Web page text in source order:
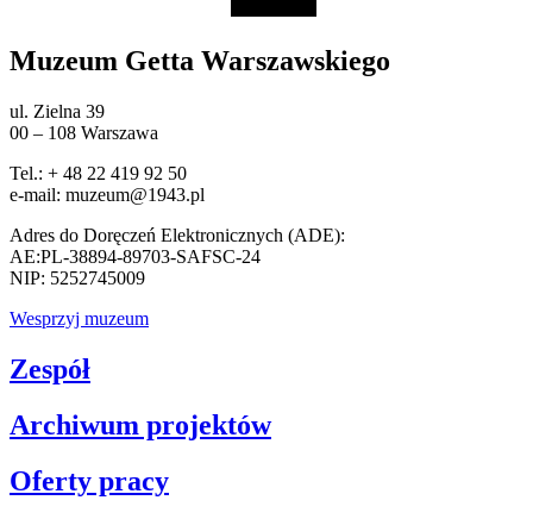
Muzeum Getta Warszawskiego
ul. Zielna 39
00 – 108 Warszawa
Tel.: + 48 22 419 92 50
e-mail: muzeum@1943.pl
Adres do Doręczeń Elektronicznych (ADE):
AE:PL-38894-89703-SAFSC-24
NIP: 5252745009
Wesprzyj muzeum
Zespół
Archiwum projektów
Oferty pracy